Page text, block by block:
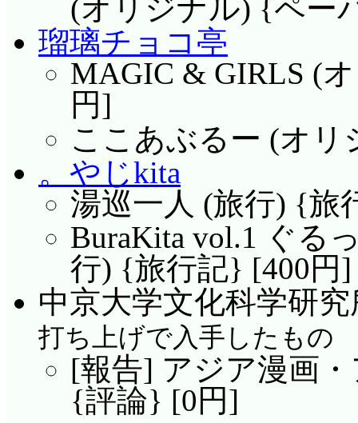
(オリジナル) {ペー
瑠璃チョコ亭
MAGIC & GIRLS (
円]
ここあぶるー (オ
。やじkita
湯巡一人 (旅行) {旅
BuraKita vol.1 ぐる
行) {旅行記} [400円]
中京大学文化科学研
打ち上げで入手したもの
[報告] アジア漫画
{評論} [0円]